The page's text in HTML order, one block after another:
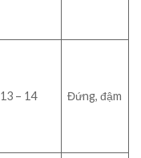
13 – 14 Đứng, đậm